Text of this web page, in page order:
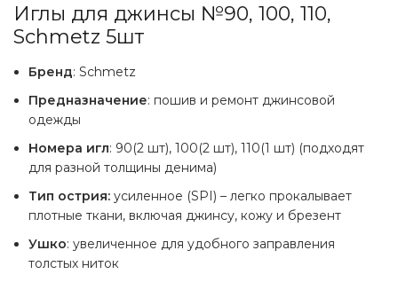
Иглы для джинсы №90, 100, 110,
Schmetz 5шт
Бренд: Schmetz
Предназначение: пошив и ремонт джинсовой
одежды
Номера игл: 90(2 шт), 100(2 шт), 110(1 шт) (подходят
для разной толщины денима)
Тип острия: усиленное (SPI) – легко прокалывает
плотные ткани, включая джинсу, кожу и брезент
Ушко: увеличенное для удобного заправления
толстых ниток